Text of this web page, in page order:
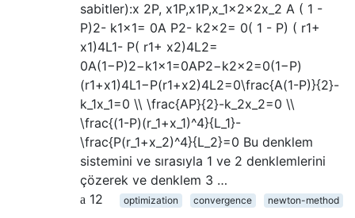
sabitler):x 2P, x1P,x1P,x_1x2x2x_2 A ( 1 -
P)2- k1x1= 0A P2- k2x2= 0( 1 - P) ( r1+
x1)4L1- P( r1+ x2)4L2=
0A(1−P)2−k1x1=0AP2−k2x2=0(1−P)
(r1+x1)4L1−P(r1+x2)4L2=0\frac{A(1-P)}{2}-
k_1x_1=0 \\ \frac{AP}{2}-k_2x_2=0 \\
\frac{(1-P)(r_1+x_1)^4}{L_1}-
\frac{P(r_1+x_2)^4}{L_2}=0 Bu denklem
sistemini ve sırasıyla 1 ve 2 denklemlerini
çözerek ve denklem 3 …
12
optimization convergence newton-method